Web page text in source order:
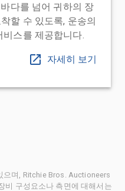
다를 넘어 귀하의 장
할 수 있도록, 운송의
스를 제공합니다.
자세히 보기
으며, Ritchie Bros. Auctioneers
비 구성요소나 측면에 대해서는